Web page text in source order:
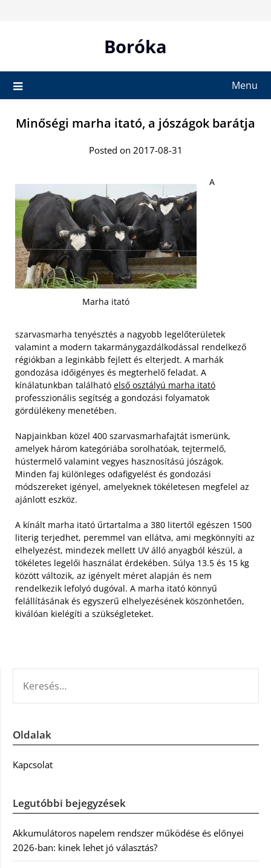
Boróka
Menu
Minőségi marha itató, a jószágok barátja
Posted on 2017-08-31
Marha itató
A
szarvasmarha tenyésztés a nagyobb legelőterületek
valamint a modern takarmánygazdálkodással rendelkező
régiókban a leginkább fejlett és elterjedt. A marhák
gondozása időigényes és megterhelő feladat. A
kínálatunkban található első osztályú marha itató
professzionális segítség a gondozási folyamatok
gördülékeny menetében.
Napjainkban közel 400 szarvasmarhafajtát ismerünk,
amelyek három kategóriába sorolhatóak, tejtermelő,
hústermelő valamint vegyes hasznosítású jószágok.
Minden faj különleges odafigyelést és gondozási
módszereket igényel, amelyeknek tökéletesen megfelel az
ajánlott eszköz.
A kínált marha itató űrtartalma a 380 litertől egészen 1500
literig terjedhet, peremmel van ellátva, ami megkönnyíti az
elhelyezést, mindezek mellett UV álló anyagból készül, a
tökéletes legelői használat érdekében. Súlya 13.5 és 15 kg
között változik, az igényelt méret alapján és nem
rendelkezik lefolyó dugóval. A marha itató könnyű
felállításának és egyszerű elhelyezésének köszönhetően,
kiválóan kielégíti a szükségleteket.
Oldalak
Kapcsolat
Legutóbbi bejegyzések
Akkumulátoros napelem rendszer működése és előnyei
2026-ban: kinek lehet jó választás?